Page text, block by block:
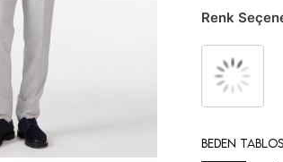
Renk
Beden